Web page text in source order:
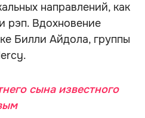
направлений, как
рэп. Вдохновение
Билли Айдола, группы
сына известного